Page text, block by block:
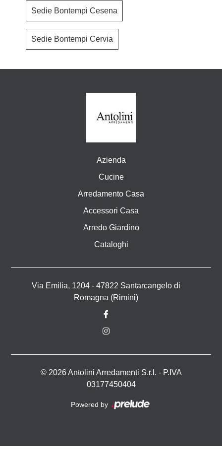
Sedie Bontempi Cesena
Sedie Bontempi Cervia
Azienda
Cucine
Arredamento Casa
Accessori Casa
Arredo Giardino
Cataloghi
Via Emilia, 1204 - 47822 Santarcangelo di
Romagna (Rimini)
© 2026 Antolini Arredamenti S.r.l. - P.IVA
03177450404
Powered by